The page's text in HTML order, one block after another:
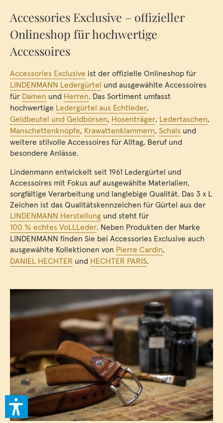
Accessories Exclusive – offizieller
Onlineshop für hochwertige
Accessoires
Accessories Exclusive ist der offizielle Onlineshop für
LINDENMANN Ledergürtel und ausgewählte Accessoires
für Damen und Herren. Das Sortiment umfasst
hochwertige Ledergürtel aus Echtleder,
Geldbeutel und Geldbörsen, Hosenträger, Ledertaschen,
Manschettenknöpfe, Krawattenklammern, Schals und
weitere stilvolle Accessoires für Alltag, Beruf und
besondere Anlässe.
Lindenmann entwickelt seit 1961 Ledergürtel und
Accessoires mit Fokus auf ausgewählte Materialien,
sorgfältige Verarbeitung und langlebige Qualität. Das 3 x L
Zeichen ist das Qualitätskennzeichen für Gürtel aus der
LINDENMANN Herstellung und steht für
100 % echtes VoLLLeder. Neben Produkten der Marke
LINDENMANN finden Sie bei Accessories Exclusive auch
ausgewählte Kollektionen von Pierre Cardin,
DANIEL HECHTER und HECHTER PARIS.